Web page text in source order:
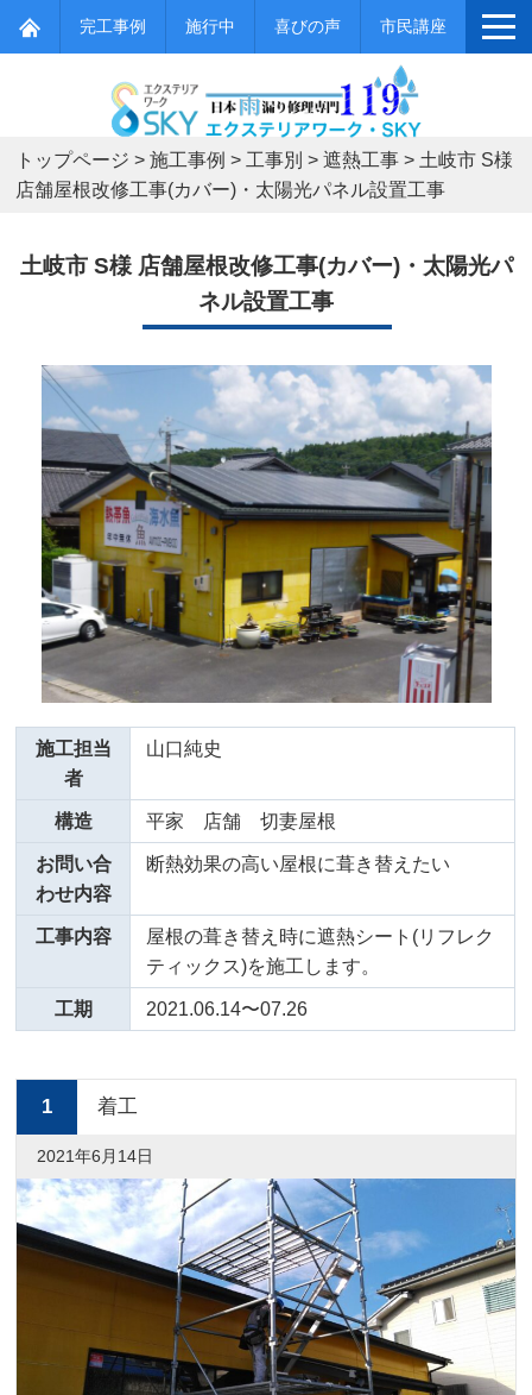
完工事例 施行中 喜びの声 市民講座
トップページ >施工事例 > 工事別 >遮熱工事 > 土岐市 S様
店舗屋根改修工事(カバー)・太陽光パネル設置工事
土岐市 S様 店舗屋根改修工事(カバー)・太陽光パ
ネル設置工事
施工担当
者
山口純史
構造 平家 店舗 切妻屋根
お問い合
わせ内容
断熱効果の高い屋根に葺き替えたい
工事内容
屋根の葺き替え時に遮熱シート(リフレク
ティックス)を施工します。
工期 2021.06.14〜07.26
1 着工
2021年6月14日